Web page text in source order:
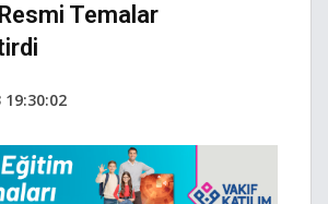
Temalar
19:30:02